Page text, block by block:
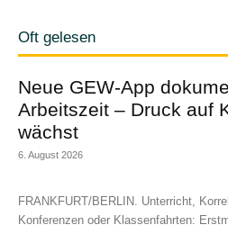
Oft gelesen
Neue GEW-App
Arbeitszeit – Druck auf
wächst
6. August 2026
FRANKFURT/BERLIN. Unterricht,
Konferenzen oder Klassenfahrten: